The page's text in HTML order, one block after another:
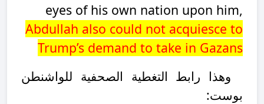
eyes of his own nation upon him,
Abdullah also could not acquiesce to
Trump’s demand to take in Gazans
وهذا رابط التغطية الصحفية للواشنطن
بوست: